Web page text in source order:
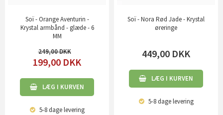
Soï - Orange Aventurin -
Krystal armbånd - glæde - 6
MM
249,00
199,00 DKK
LÆG I KURVEN
5-8 dagelevering
Soï - Nora Rød Jade - Krystal
øreringe
449,00 DKK
LÆG I KURVEN
5-8 dagelevering